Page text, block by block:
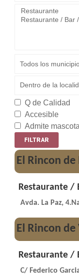
Q de Calidad
Accesible
Admite
El Rincon
Restaurante /
Avda. La Paz,
El Rincon
Restaurante /
C/ Federico